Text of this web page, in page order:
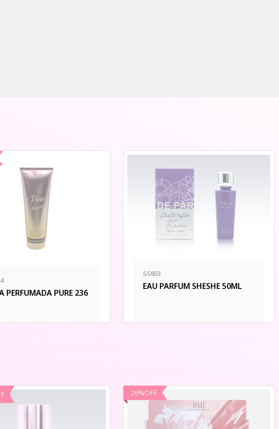
PERFUMADA PURE 236
SS803
EAU PARFUM SHESHE 50ML
26%OFF